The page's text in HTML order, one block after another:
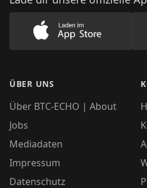
Lade unsere App
ÜBER UNS
Über BTC-ECHO | About
Jobs
Mediadaten
Impressum
Datenschutz